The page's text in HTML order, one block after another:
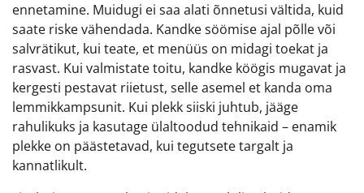
ennetamine. Muidugi ei saa alati õnnetusi vältida, kuid
saate riske vähendada. Kandke söömise ajal põlle või
salvrätikut, kui teate, et menüüs on midagi toekat ja
rasvast. Kui valmistate toitu, kandke köögis mugavat ja
kergesti pestavat riietust, selle asemel et kanda oma
lemmikkampsunit. Kui plekk siiski juhtub, jääge
rahulikuks ja kasutage ülaltoodud tehnikaid – enamik
plekke on päästetavad, kui tegutsete targalt ja
kannatlikult.